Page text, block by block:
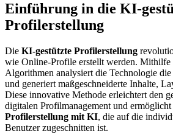
Einführung in die KI-
Profilerstellung
Die KI-gestützte Profilerstellung
wie Online-Profile erstellt werden.
Algorithmen analysiert die Technologie
und generiert maßgeschneiderte Inhalte,
Diese innovative Methode erleichtert den
digitalen Profilmanagement und ermöglicht
Profilerstellung mit KI, die auf die
Benutzer zugeschnitten ist.